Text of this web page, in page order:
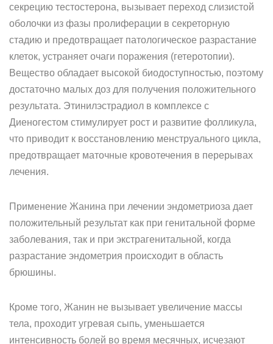
секрецию тестостерона, вызывает переход слизистой
оболочки из фазы пролиферации в секреторную
стадию и предотвращает патологическое разрастание
клеток, устраняет очаги поражения (гетеротопии).
Вещество обладает высокой биодоступностью, поэтому
достаточно малых доз для получения положительного
результата. Этинилэстрадиол в комплексе с
Диеногестом стимулирует рост и развитие фолликула,
что приводит к восстановлению менструального цикла,
предотвращает маточные кровотечения в перерывах
лечения.
Применение Жанина при лечении эндометриоза дает
положительный результат как при генитальной форме
заболевания, так и при экстрагенитальной, когда
разрастание эндометрия происходит в область
брюшины.
Кроме того, Жанин не вызывает увеличение массы
тела, проходит угревая сыпь, уменьшается
интенсивность болей во время месячных, исчезают